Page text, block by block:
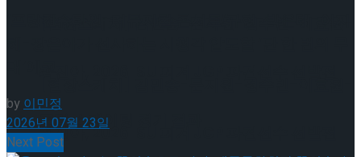
프리 스케이팅 경기 결과
최진아, 2026 ISU 피겨 JGP 파견선수 선발전
by이민정
2026년 07월 23일
Next Post